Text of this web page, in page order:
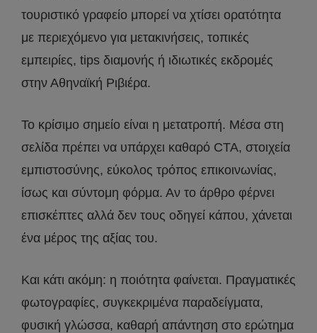
τουριστικό γραφείο μπορεί να χτίσει ορατότητα
με περιεχόμενο για μετακινήσεις, τοπικές
εμπειρίες, tips διαμονής ή ιδιωτικές εκδρομές
στην Αθηναϊκή Ριβιέρα.
Το κρίσιμο σημείο είναι η μετατροπή. Μέσα στη
σελίδα πρέπει να υπάρχει καθαρό CTA, στοιχεία
εμπιστοσύνης, εύκολος τρόπος επικοινωνίας,
ίσως και σύντομη φόρμα. Αν το άρθρο φέρνει
επισκέπτες αλλά δεν τους οδηγεί κάπου, χάνεται
ένα μέρος της αξίας του.
Και κάτι ακόμη: η ποιότητα φαίνεται. Πραγματικές
φωτογραφίες, συγκεκριμένα παραδείγματα,
φυσική γλώσσα, καθαρή απάντηση στο ερώτημα